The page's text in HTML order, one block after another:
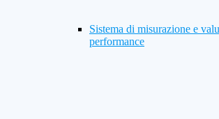
Sistema di misurazione e
performance